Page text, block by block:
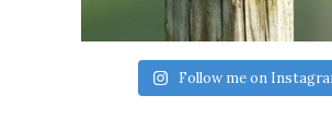
Follow me on